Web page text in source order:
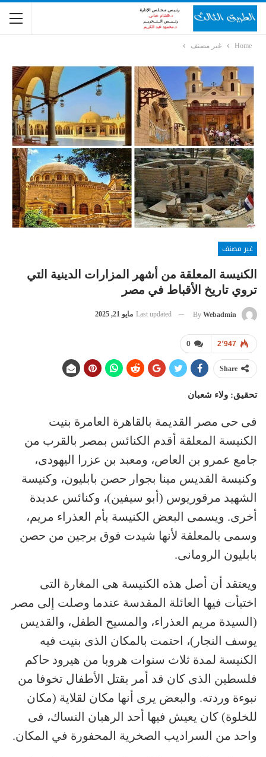
Home غير مصنف
غير مصنف
الكنيسة المعلقة من أشهر المزارات الدينية التي
تروي تاريخ الأقباط في مصر
By Webadmin
Last updated مايو 21, 2025
0 2٬947
Share
تحقيق: ولاء شعبان
فى حى مصر القديمة بالقاهرة العامرة بنيت
الكنيسة المعلقة أقدم الكنائس بمصر بالقرب من
جامع عمرو بن العاص، ومعبد بن عزرا اليهودى،
وكنيسة القديس مينا بجوار حصن بابليون، وكنيسة
الشهيد مرقوريوس (أبو سيفين)، وكنائس عديدة
أخرى. ويسمى البعض الكنيسة بأم العذراء مريم،
وسمى بالمعلقة لأنها شيدت فوق برجين من حصن
بابليون الرومانى.
ويعتقد أن أصل هذه الكنيسة هى المغارة التى
اختبأت فيها العائلة المقدسة عندما وصلت إلى مصر
(السيدة مريم العذراء، والمسيح الطفل، والقديس
يوسف النجار)، احتمت بالمكان الذى بنيت فيه
الكنيسة لمدة ثلاث سنوات هروبا من هيرود حاكم
فلسطين الذى كان قد أمر بقتل الأطفال تخوفا من
نبوءة وردته. والبعض يرى أنها مكان لقلاية (مكان
للخلوة) كان يعيش فيها أحد الرهبان النساك، فى
واحد من السراديب الصخرية المحفورة في المكان.